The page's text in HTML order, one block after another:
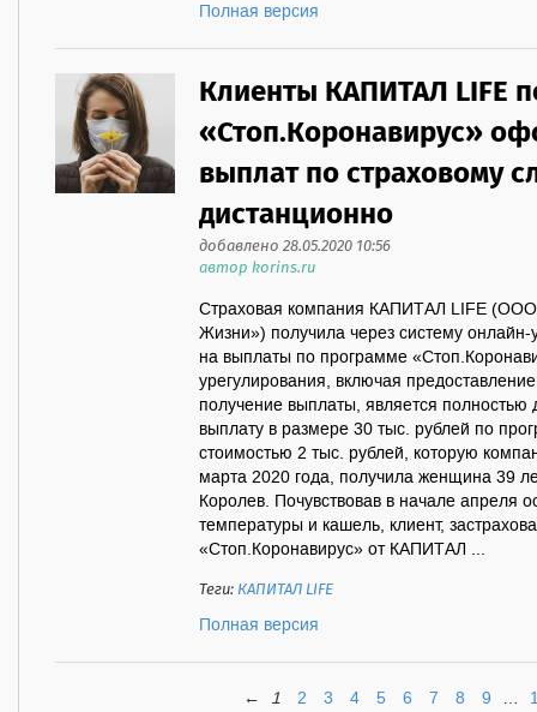
Полная версия
Клиенты КАПИТАЛ LIFE
«Стоп.Коронавирус»
выплат по страховому
дистанционно
добавлено 28.05.2020 10:56
автор korins.ru
Страховая компания КАПИТАЛ LIFE
Жизни») получила через систему
на выплаты по программе
урегулирования, включая
получение выплаты, является
выплату в размере 30 тыс. рублей по
стоимостью 2 тыс. рублей, которую
марта 2020 года, получила женщина 39
Королев. Почувствовав в начале апреля
температуры и кашель, клиент,
«Стоп.Коронавирус» от КАПИТАЛ ...
Теги:КАПИТАЛ LIFE
Полная версия
← 1 2 3 4 5 6 7 8 9 …